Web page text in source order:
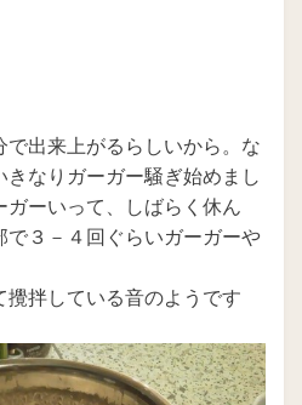
で出来上がるらしいから。な
きなりガーガー騒ぎ始めまし
ガーいって、しばらく休ん
で３－４回ぐらいガーガーや
攪拌している音のようです